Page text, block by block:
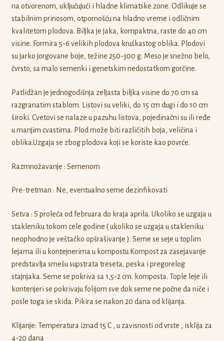
na otvorenom, uključujući i hladne klimatske zone. Odlikuje se
stabilnim prinosom, otpornošću na hladno vreme i odličnim
kvalitetom plodova. Biljka je jaka, kompaktna, raste do 40 cm
visine. Formira 5-6 velikih plodova kruškastog oblika. Plodovi
su jarko jorgovane boje, težine 250-300 g. Meso je snežno belo,
čvrsto, sa malo semenki i genetskim nedostatkom gorčine.
Patlidžan je jednogodišnja zeljasta biljka visine do 70 cm sa
razgranatim stablom. Listovi su veliki, do 15 cm dugi i do 10 cm
široki. Cvetovi se nalaze u pazuhu listova, pojedinačni su ili ređe
u manjim cvastima. Plod može biti različitih boja, veličina i
oblika.Uzgaja se zbog plodova koji se koriste kao povrće.
Razmnožavanje : Semenom
Pre-tretman : Ne, eventualno seme dezinfikovati
Setva : S proleća od februara do kraja aprila. Ukoliko se uzgaja u
stakleniku tokom cele godine ( ukoliko se uzgaja u stakleniku
neophodno je veštačko opšrašivanje ). Seme se seje u toplim
lejama ili u kontejnerima u kompostu.Kompost za zasejavanje
predstavlja smešu supstrata treseta, peska i pregorelog
stajnjaka. Seme se pokriva sa 1,5-2 cm. komposta. Tople leje ili
kontenjeri se pokrivaju folijom sve dok seme ne počne da niče i
posle toga se skida. Pikira se nakon 20 dana od klijanja.
Klijanje: Temperatura iznad 15 C , u zavisnosti od vrste , isklija za
4-20 dana